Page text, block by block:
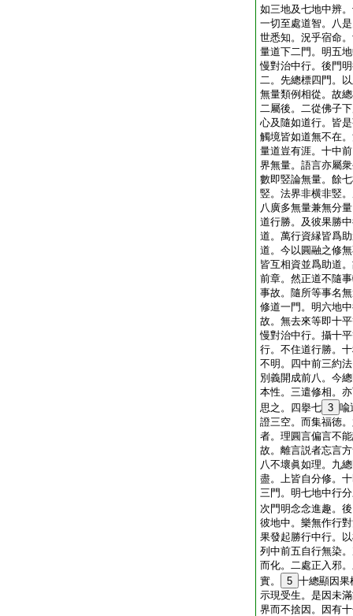
如三地及七地中辨
一切至處道智。八
世悉知。況乎宿命
量道下二門。明五
慢對治中行。後門
二。先總標四門。
無量類例相從。故
二屬後。二從佛子
心及隨如道行。皆
觸境皆如道無不在
量道豈有涯。十中
界無量。語言亦屬
數即竪論無量。餘
竪。法界非横非竪
八廣多無量兼無分
道行勝。及彼果勝
道。萬行資縁皆爲
道。今以圓融之修
皆互相資並爲助道
前章。然正道不隨
事故。隨所等事名
修道一門。明六地
故。無去來等即十
慢對治中行。攝十
行。不住道行勝。
不明。四中前三約
別義開成前八。今
本性。三遣修相。
思之。四擧七 3 喩
證三空。而集福徳
者。理圓言偏言不
故。離言説者忘言
八不壞眞如理。九
盡。上皆自分修。
三門。明七地中行
次門明念念進趣。
彼地中。樂無作行
果發起勝行中行。
列中前五自行無染
而化。二處正入邪
實。
5 十總顯因果
示現受生。是因未
界而不捨因。因有